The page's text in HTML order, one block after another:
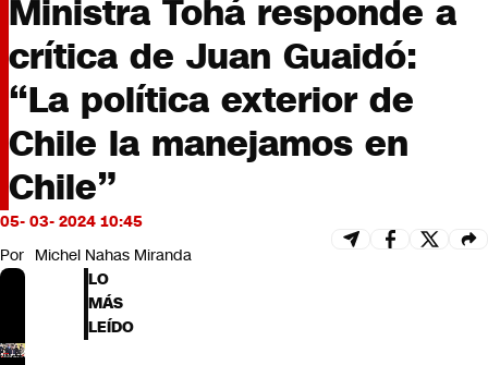
Programas completos
Cultura
Servicios
Bits
CNN Data
CNN tiempo
Futuro 360
Opinión
Ministra Tohá responde a
crítica de Juan Guaidó:
“La política exterior de
Chile la manejamos en
Chile”
05- 03- 2024 10:45
Por Michel Nahas Miranda
LO
MÁS
LEÍDO